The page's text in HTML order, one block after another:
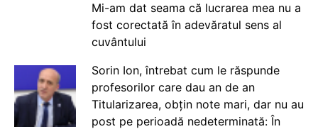
Mi-am dat seama că lucrarea mea nu a
fost corectată în adevăratul sens al
cuvântului
Sorin Ion, întrebat cum le răspunde
profesorilor care dau an de an
Titularizarea, obțin note mari, dar nu au
post pe perioadă nedeterminată: În